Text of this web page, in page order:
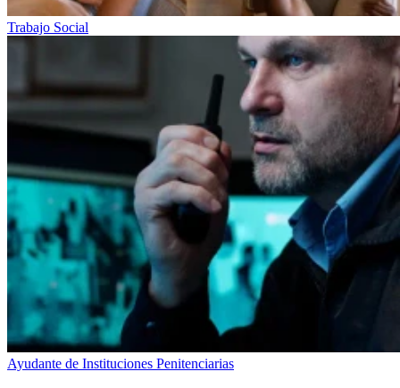
Trabajo Social
Ayudante de Instituciones Penitenciarias